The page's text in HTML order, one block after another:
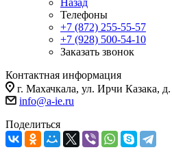
Назад
Телефоны
+7 (872) 255-55-57
+7 (928) 500-54-10
Заказать звонок
Контактная информация
г. Махачкала, ул. Ирчи Казака, д.
info@a-ie.ru
Поделиться